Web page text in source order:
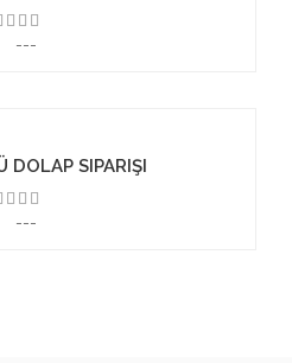
3.50
---
DOLAP SIPARIŞI
3.50
---